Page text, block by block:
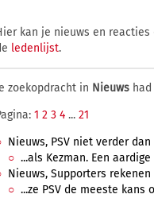
kan je nieuws en
ledenlijst.
zoekopdracht in Nieuws had
1 2 3 4 ... 21
Nieuws, PSV niet verder
...als Kezman. Een
Nieuws, Supporters rekenen
...ze PSV de meeste kans